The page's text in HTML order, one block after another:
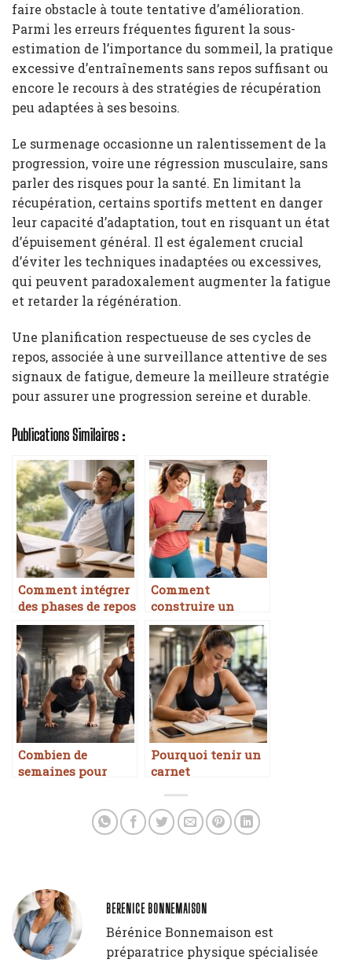
faire obstacle à toute tentative d’amélioration.
Parmi les erreurs fréquentes figurent la sous-
estimation de l’importance du sommeil, la pratique
excessive d’entraînements sans repos suffisant ou
encore le recours à des stratégies de récupération
peu adaptées à ses besoins.
Le surmenage occasionne un ralentissement de la
progression, voire une régression musculaire, sans
parler des risques pour la santé. En limitant la
récupération, certains sportifs mettent en danger
leur capacité d’adaptation, tout en risquant un état
d’épuisement général. Il est également crucial
d’éviter les techniques inadaptées ou excessives,
qui peuvent paradoxalement augmenter la fatigue
et retarder la régénération.
Une planification respectueuse de ses cycles de
repos, associée à une surveillance attentive de ses
signaux de fatigue, demeure la meilleure stratégie
pour assurer une progression sereine et durable.
Publications Similaires :
Comment intégrer
des phases de repos
stratégique
Comment
construire un
programme sportif
quand on débute
Combien de
semaines pour
Pourquoi tenir un
carnet
BERENICE BONNEMAISON
Bérénice Bonnemaison est
préparatrice physique spécialisée